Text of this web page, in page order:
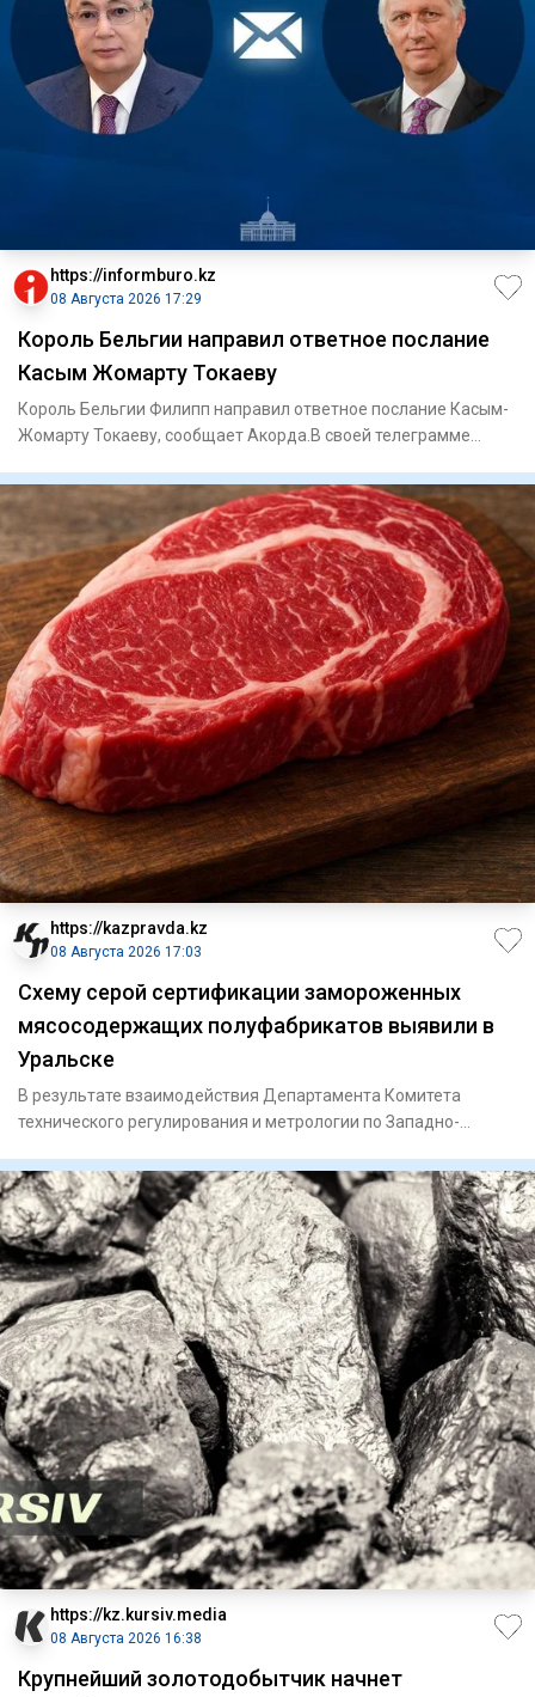
https://informburo.kz
08 Августа 2026 17:29
Король Бельгии направил ответное послание
Касым Жомарту Токаеву
Король Бельгии Филипп направил ответное послание Касым-
Жомарту Токаеву, сообщает Акорда.В своей телеграмме
https://kazpravda.kz
08 Августа 2026 17:03
Схему серой сертификации замороженных
мясосодержащих полуфабрикатов выявили в
Уральске
В результате взаимодействия Департамента Комитета
технического регулирования и метрологии по Западно-
https://kz.kursiv.media
08 Августа 2026 16:38
Крупнейший золотодобытчик начнет